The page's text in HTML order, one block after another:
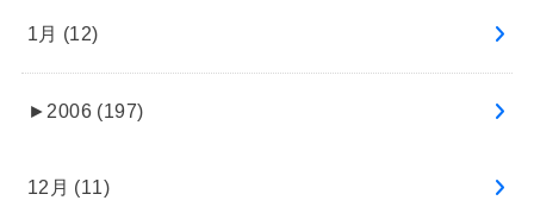
1月 (12)
► 2006 (197)
12月 (11)